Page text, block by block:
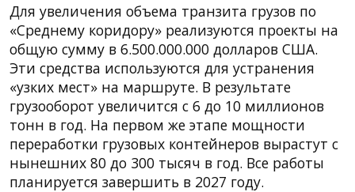
Для увеличения объема транзита грузов по
«Среднему коридору» реализуются проекты на
общую сумму в 6.500.000.000 долларов США.
Эти средства используются для устранения
«узких мест» на маршруте. В результате
грузооборот увеличится с 6 до 10 миллионов
тонн в год. На первом же этапе мощности
переработки грузовых контейнеров вырастут с
нынешних 80 до 300 тысяч в год. Все работы
планируется завершить в 2027 году.